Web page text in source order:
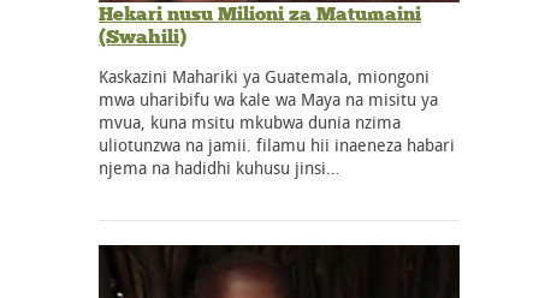
Hekari nusu Milioni za Matumaini
(Swahili)
Kaskazini Mahariki ya Guatemala, miongoni
mwa uharibifu wa kale wa Maya na misitu ya
mvua, kuna msitu mkubwa dunia nzima
uliotunzwa na jamii. filamu hii inaeneza habari
njema na hadidhi kuhusu jinsi…